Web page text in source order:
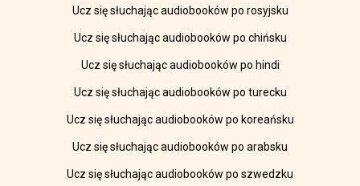
Ucz się słuchając audiobooków po rosyjsku
Ucz się słuchając audiobooków po chińsku
Ucz się słuchając audiobooków po hindi
Ucz się słuchając audiobooków po turecku
Ucz się słuchając audiobooków po koreańsku
Ucz się słuchając audiobooków po arabsku
Ucz się słuchając audiobooków po szwedzku